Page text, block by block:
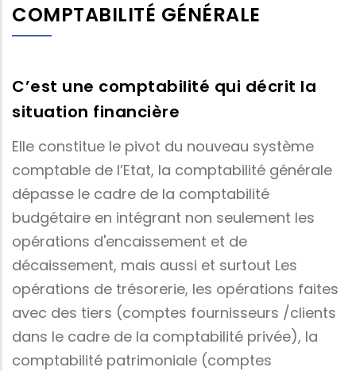
COMPTABILITÉ GÉNÉRALE
C’est une comptabilité qui décrit la
situation financière
Elle constitue le pivot du nouveau système
comptable de l’Etat, la comptabilité générale
dépasse le cadre de la comptabilité
budgétaire en intégrant non seulement les
opérations d'encaissement et de
décaissement, mais aussi et surtout Les
opérations de trésorerie, les opérations faites
avec des tiers (comptes fournisseurs /clients
dans le cadre de la comptabilité privée), la
comptabilité patrimoniale (comptes